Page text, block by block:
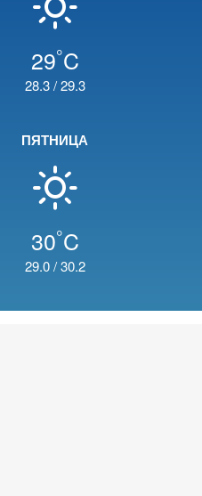
29°C
28.3/29.3
ПЯТНИЦА
30°C
29.0/30.2